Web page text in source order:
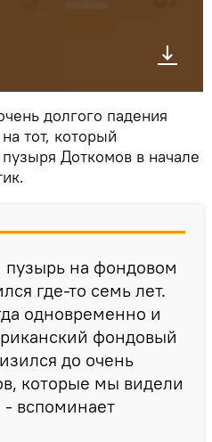
долгого падения
тот, который
Доткомов в начале
пузырь на фондовом
где-то семь лет.
одновременно и
фондовый
до очень
которые мы видели
- вспоминает